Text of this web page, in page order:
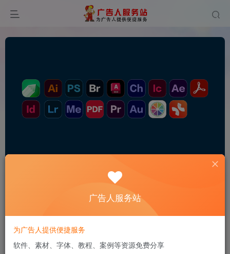
Live Home 3D
广告人服务站
为广告人提供便捷服务
软件、素材、字体、教程、案例等资源免费分享